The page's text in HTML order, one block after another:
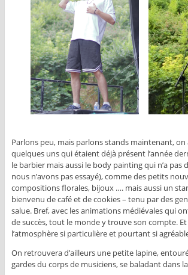
Parlons peu, mais parlons stands maintenant,
quelques uns qui étaient déjà présent l’année
le barbier mais aussi le body painting qui n’a pas
nous n’avons pas essayé), comme des petits
compositions florales, bijoux …. mais aussi un
bienvenu de café et de cookies – tenu par des
salue. Bref, avec les animations médiévales qui
de succès, tout le monde y trouve son compte.
l’atmosphère si particulière et pourtant si
On retrouvera d’ailleurs une petite lapine,
gardes du corps de musiciens, se baladant dans